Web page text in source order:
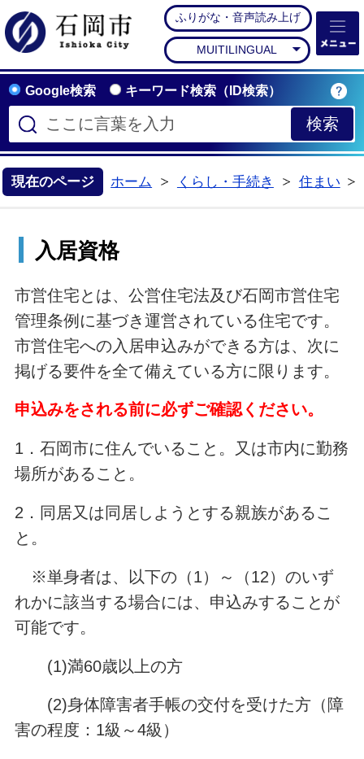
石岡市公式ホームペー
ふりがな・音声読み上げ
MUITILINGUAL
Google検索 キーワード検索（ID検索）
現在のページ ホーム
くらし・手続き
住まい
入居資格
市営住宅とは、公営住宅法及び石岡市営住宅
管理条例に基づき運営されている住宅です。
市営住宅への入居申込みができる方は、次に
掲げる要件を全て備えている方に限ります。
申込みをされる前に必ずご確認ください。
1．石岡市に住んでいること。又は市内に勤務
場所があること。
2．同居又は同居しようとする親族があるこ
と。
※単身者は、以下の（1）～（12）のいず
れかに該当する場合には、申込みすることが
可能です。
(1)満60歳以上の方
(2)身体障害者手帳の交付を受けた方（障
害の程度：1級～4級）